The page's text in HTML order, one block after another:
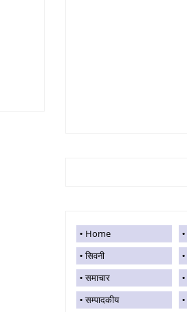
Home
सिवनी
समाचार
सम्पादकीय